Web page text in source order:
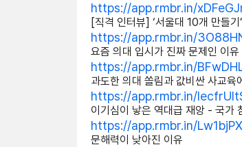
https://app.rmbr.in/
[직격 인터뷰] ‘서울대 10개 만들
https://app.rmbr.in/
요즘 의대 입시가 진짜 문제인 이유
https://app.rmbr.in/
과도한 의대 쏠림과 값비싼 사교육
https://app.rmbr.in/
이기심이 낳은 역대급 재앙 - 국가
https://app.rmbr.in/
문해력이 낮아진 이유